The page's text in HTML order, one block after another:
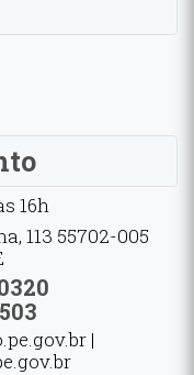
16h
113 55702-005
|